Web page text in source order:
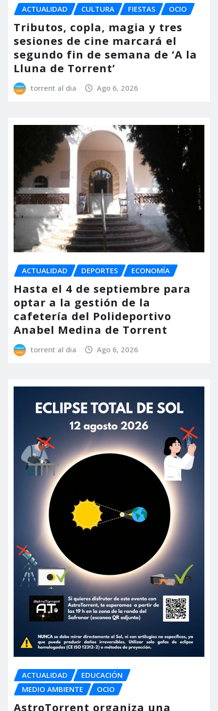
ACTUALIDAD CULTURA FIESTAS OCIO
Tributos, copla, magia y tres
sesiones de cine marcará el
segundo fin de semana de ‘A la
Lluna de Torrent’
torrent al dia Ago 6, 2026
ACTUALIDAD DEPORTES ECONOMÍA
Hasta el 4 de septiembre para
optar a la gestión de la
cafetería del Polideportivo
Anabel Medina de Torrent
torrent al dia Ago 6, 2026
ACTUALIDAD
EDUCACIÓN
MEDIO AMBIENTE
OCIO
AstroTorrent organiza una